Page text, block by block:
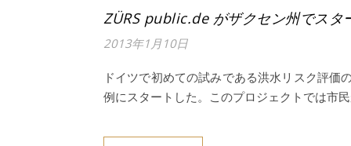
ZÜRS public.de がザクセン州でスタ
2013年1月10日
ドイツで初めての試みである洪水リスク評
例にスタートした。このプロジェクトでは市